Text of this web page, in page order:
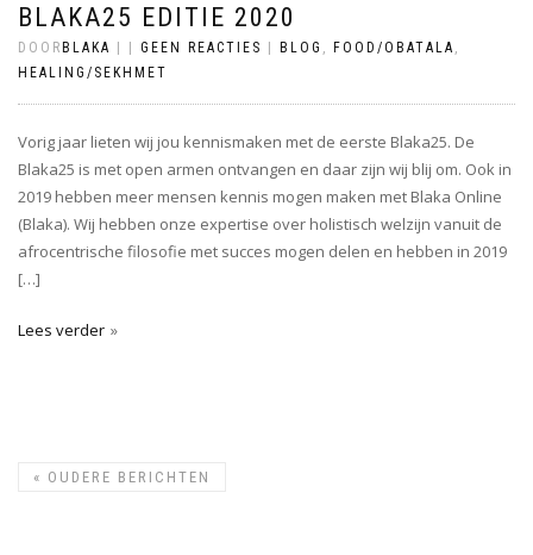
BLAKA25 EDITIE 2020
DOORBLAKA | | GEEN REACTIES | BLOG FOOD/OBATALA
HEALING/SEKHMET
Vorig jaar lieten wij jou kennismaken met de eerste Blaka25. De
Blaka25 is met open armen ontvangen en daar zijn wij blij om. Ook in
2019 hebben meer mensen kennis mogen maken met Blaka Online
(Blaka). Wij hebben onze expertise over holistisch welzijn vanuit de
afrocentrische filosofie met succes mogen delen en hebben in 2019
[…]
Lees verder
« OUDERE BERICHTEN